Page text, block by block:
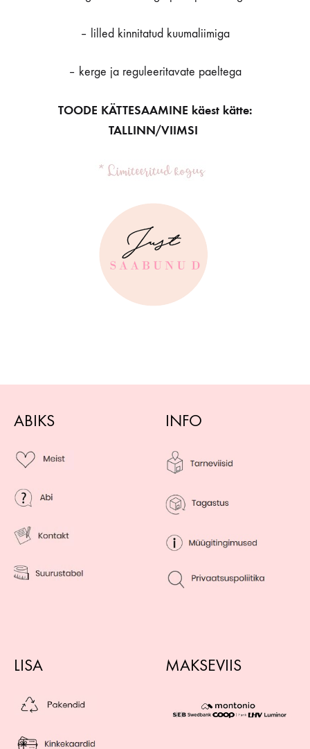
– lilled kinnitatud kuumaliimiga
– kerge ja reguleeritavate paeltega
TOODE KÄTTESAAMINE käest kätte:
TALLINN/VIIMSI
ABIKS INFO
LISA MAKSEVIIS